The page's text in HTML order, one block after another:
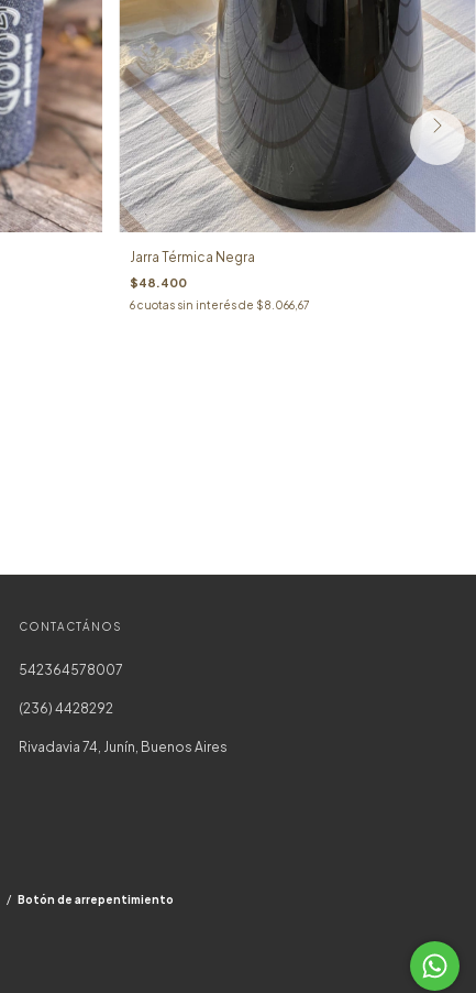
Jarra Térmica Negra
$48.400
6cuotas sin interés de $8.066,67
CONTACTÁNOS
542364578007
(236) 4428292
Rivadavia 74, Junín, Buenos Aires
/ Botón de arrepentimiento